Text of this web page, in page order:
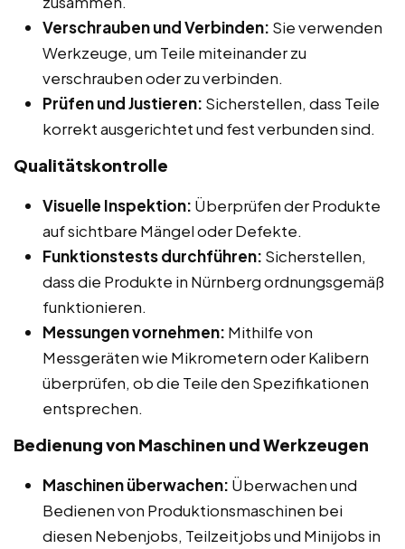
Verschrauben und Verbinden: Sie verwenden
Werkzeuge, um Teile miteinander zu
verschrauben oder zu verbinden.
Prüfen und Justieren: Sicherstellen, dass Teile
korrekt ausgerichtet und fest verbunden sind.
Qualitätskontrolle
Visuelle Inspektion: Überprüfen der Produkte
auf sichtbare Mängel oder Defekte.
Funktionstests durchführen: Sicherstellen,
dass die Produkte in Nürnberg ordnungsgemäß
funktionieren.
Messungen vornehmen: Mithilfe von
Messgeräten wie Mikrometern oder Kalibern
überprüfen, ob die Teile den Spezifikationen
entsprechen.
Bedienung von Maschinen und Werkzeugen
Maschinen überwachen: Überwachen und
Bedienen von Produktionsmaschinen bei
diesen Nebenjobs, Teilzeitjobs und Minijobs in